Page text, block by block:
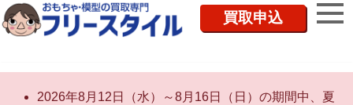
買取申込
2026年8月12日（水）～8月16日（日）の期間中、夏